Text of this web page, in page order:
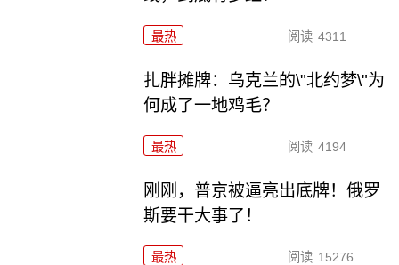
最热 阅读 4311
扎胖摊牌：乌克兰的\"北约梦\"为
何成了一地鸡毛？
最热 阅读 4194
刚刚，普京被逼亮出底牌！俄罗
斯要干大事了！
最热 阅读 15276